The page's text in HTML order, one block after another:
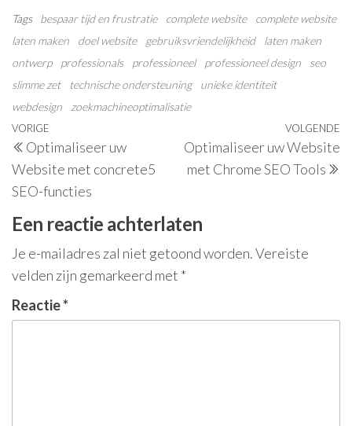
Tags
bespaar tijd en frustratie complete website
complete website
laten maken
doel website gebruiksvriendelijkheid
laten maken
ontwerp
professionals professioneel professioneel design
seo
slimme zet
technische ondersteuning
unieke identiteit
webdesign
zoekmachineoptimalisatie
Berichtnavigatie
Vorig
bericht
VORIGE
Optimaliseer uw
Website met concrete5
SEO-functies
VOLGENDE
Optimaliseer uw Website
met Chrome SEO Tools
Een reactie achterlaten
Je e-mailadres zal niet getoond worden.Vereiste
velden zijn gemarkeerd met *
Reactie*